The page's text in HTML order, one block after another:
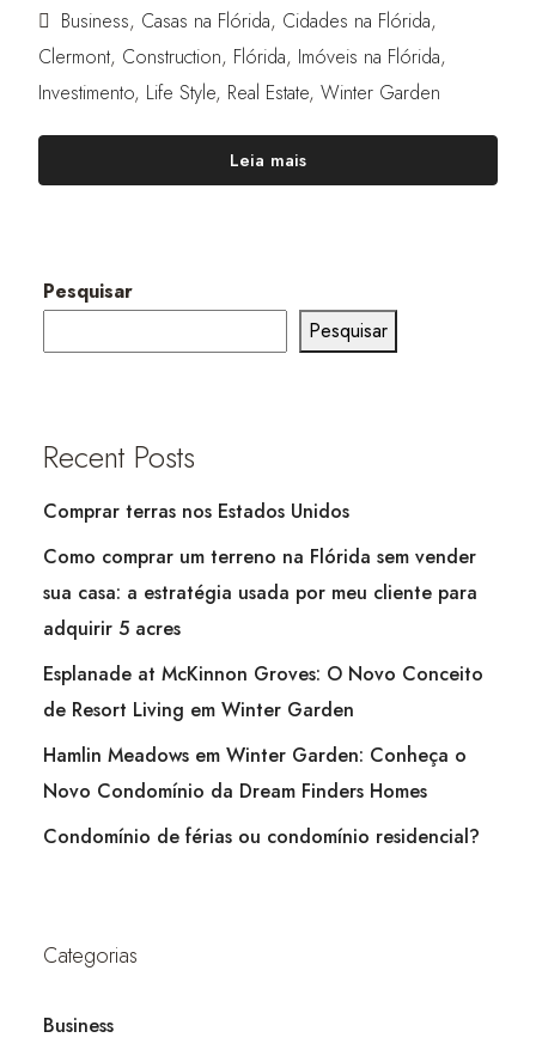
Business, Casas na Flórida, Cidades na Flórida,
Clermont, Construction, Flórida, Imóveis na Flórida,
Investimento, Life Style, Real Estate, Winter Garden
Leia mais
Pesquisar
Pesquisar
Recent Posts
Comprar terras nos Estados Unidos
Como comprar um terreno na Flórida sem vender
sua casa: a estratégia usada por meu cliente para
adquirir 5 acres
Esplanade at McKinnon Groves: O Novo Conceito
de Resort Living em Winter Garden
Hamlin Meadows em Winter Garden: Conheça o
Novo Condomínio da Dream Finders Homes
Condomínio de férias ou condomínio residencial?
Categorias
Business